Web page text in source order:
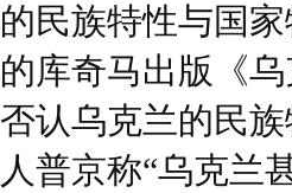
的民族特性与国
的库奇马出版《
否认乌克兰的民
人普京称“乌克兰